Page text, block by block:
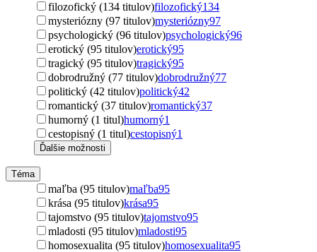
filozofický (134 titulov)filozofický134
mysteriózny (97 titulov)mysteriózny97
psychologický (96 titulov)psychologický96
erotický (95 titulov)erotický95
tragický (95 titulov)tragický95
dobrodružný (77 titulov)dobrodružný77
politický (42 titulov)politický42
romantický (37 titulov)romantický37
humorný (1 titul)humorný1
cestopisný (1 titul)cestopisný1
Ďalšie možnosti
Téma
maľba (95 titulov)maľba95
krása (95 titulov)krása95
tajomstvo (95 titulov)tajomstvo95
mladosti (95 titulov)mladosti95
homosexualita (95 titulov)homosexualita95